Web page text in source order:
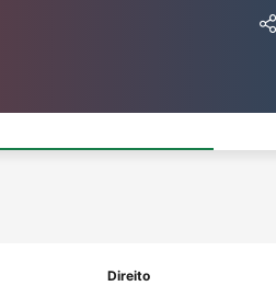
Direito